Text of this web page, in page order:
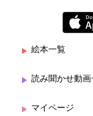
絵本一覧
読み聞かせ動画
マイページ